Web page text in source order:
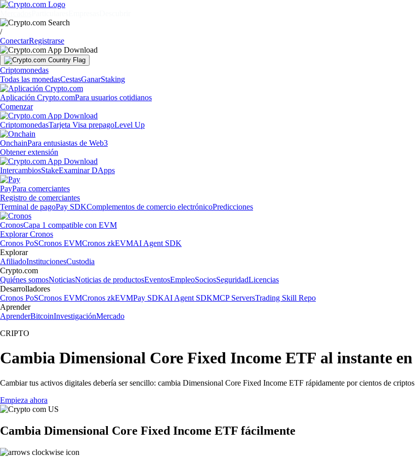
/
ConectarRegistrarse
Criptomonedas
Todas las monedasCestasGanarStaking
Aplicación Crypto.comPara usuarios cotidianos
Comenzar
CriptomonedasTarjeta Visa prepagoLevel Up
OnchainPara entusiastas de Web3
Obtener extensión
IntercambiosStakeExaminar DApps
PayPara comerciantes
Registro de comerciantes
Terminal de pagoPay SDKComplementos de comercio electrónicoPredicciones
CronosCapa 1 compatible con EVM
Explorar Cronos
Cronos PoSCronos EVMCronos zkEVMAI Agent SDK
Explorar
AfiliadoInstitucionesCustodia
Crypto.com
Quiénes somosNoticiasNoticias de productosEventosEmpleoSociosSeguridadLicencias
Desarrolladores
Cronos PoSCronos EVMCronos zkEVMPay SDKAI Agent SDKMCP ServersTrading Skill Repo
Aprender
AprenderBitcoinInvestigaciónMercado
CRIPTO
Cambia Dimensional Core Fixed Income ETF al instante en
Cambiar tus activos digitales debería ser sencillo: cambia Dimensional Core Fixed Income ETF rápidamente por cientos de
Empieza ahora
Cambia Dimensional Core Fixed Income ETF fácilmente